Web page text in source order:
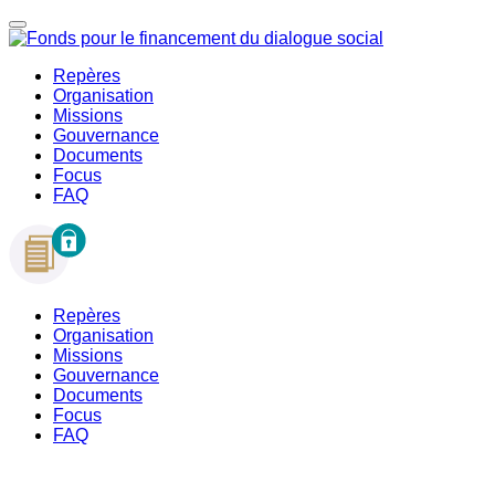
Repères
Organisation
Missions
Gouvernance
Documents
Focus
FAQ
Repères
Organisation
Missions
Gouvernance
Documents
Focus
FAQ